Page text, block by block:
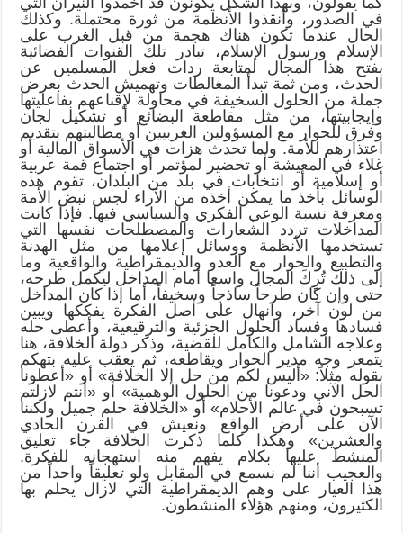
في الصدور، وأنقذوا الأنظمة من ثورة محتملة. وكذلك
الحال عندما تكون هناك هجمة من قبل الغرب على
الإسلام ورسول الإسلام، تبادر تلك القنوات الفضائية
بفتح هذا المجال لمتابعة ردات فعل المسلمين عن
الحدث، ومن ثمة تبدأ المغالطات وتهميش الحدث بعرض
جملة من الحلول السخيفة في محاولة لإقناعهم بفاعليتها
وإيجابيتها، من مثل مقاطعة البضائع أو تشكيل لجان
وفرق للحوار مع المسؤولين الغربيين أو مطالبتهم بتقديم
اعتذارهم للأمة. ولما تحدث هزات في الأسواق المالية أو
غلاء في المعيشة أو تحضير لمؤتمر أو اجتماع قمة عربية
أو إسلامية أو انتخابات في بلد من البلدان، تقوم هذه
الوسائل بأخذ ما يمكن أخذه من الآراء لجس نبض الأمة
ومعرفة نسبة الوعي الفكري والسياسي فيها. فإذا كانت
المداخلات تردد الشعارات والمصطلحات نفسها التي
تستخدمها الأنظمة ووسائل إعلامها من مثل الهدنة
والتطبيع والحوار مع العدو والديمقراطية والواقعية وما
إلى ذلك تُرِِكَ المجال واسعا أمام المداخل ليكمل طرحه،
حتى وإن كان طرحاً ساذجاً وسخيفاً، أما إذا كان المداخل
من لون آخر، وانهال على أصل الفكرة يفككها ويبين
فسادها وفساد الحلول الجزئية والترقيعية، وأعطى حله
وعلاجه الشامل والكامل للقضية، وذكر دولة الخلافة، هنا
يتمعر وجه مدير الحوار ويقاطعه، ثم يعقب عليه بتهكم
بقوله مثلاً: «أليس لكم من حل إلا الخلافة» أو «أعطونا
الحل الآني ودعونا من الحلول الوهمية» أو «أنتم لازلتم
تسبحون في عالم الأحلام» أو «الخلافة حلم جميل ولكننا
الآن على أرض الواقع ونعيش في القرن الحادي
والعشرين» وهكذا كلما ذكرت الخلافة جاء تعليق
المنشط عليها بكلام يفهم منه استهجانه للفكرة.
والعجيب أننا لم نسمع في المقابل ولو تعليقاً واحداً من
هذا العيار على وهم الديمقراطية التي لازال يحلم بها
الكثيرون، ومنهم هؤلاء المنشطون.